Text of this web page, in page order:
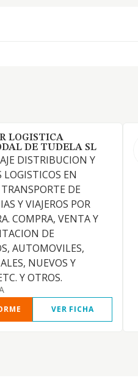
LOGISTICA
DE TUDELA SL
DISTRIBUCION Y
LOGISTICOS EN
DE
Y VIAJEROS POR
COMPRA, VENTA Y
DE
AUTOMOVILES,
NUEVOS Y
Y OTROS.
VER FICHA